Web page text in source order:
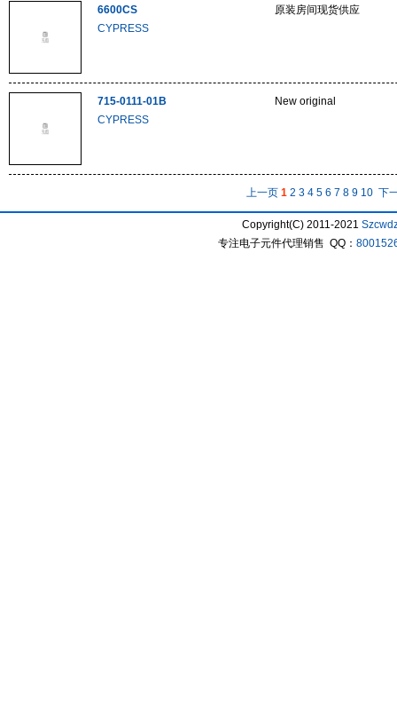
6600CS
CYPRESS
原装房间现货供应
715-0111-01B
CYPRESS
New original
上一页 1 2 3 4 5 6 7 8 9 10 下
Copyright(C) 2011-2021
专注电子元件代理销售 QQ：